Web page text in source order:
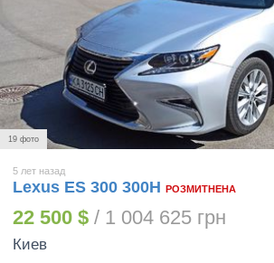
19 фото
5 лет назад
Lexus ES 300 300H РОЗМИТНЕНА
22 500 $ / 1 004 625 грн
Киев